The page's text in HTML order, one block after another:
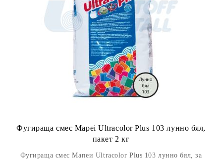
Фугираща смес Mapei Ultracolor Plus 103 лунно бял,
пакет 2 кг
Фугираща смес Мапеи Ultracolor Plus 103 лунно бял, за